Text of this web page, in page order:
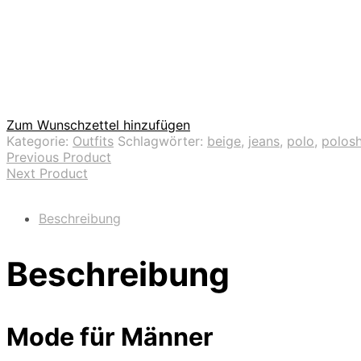
Zum Wunschzettel hinzufügen
Kategorie: Outfits Schlagwörter: beige, jeans, polo,
Previous Product
Next Product
Beschreibung
Beschreibung
Mode für Männer